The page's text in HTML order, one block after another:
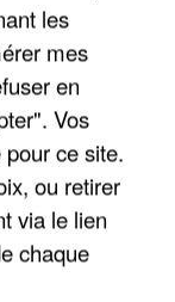
les
mes
en
Vos
ce site.
ou retirer
via le lien
chaque